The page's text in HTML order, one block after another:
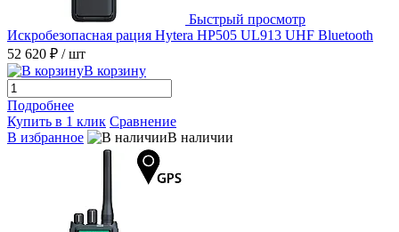
Быстрый просмотр
Искробезопасная рация Hytera HP505 UL913 UHF Bluetooth
52 620 ₽ / шт
В корзину
Подробнее
Купить в 1 клик Сравнение
В избранное
В наличии